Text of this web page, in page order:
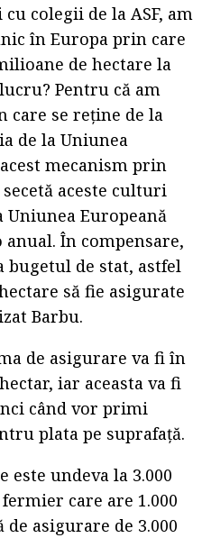
colegii de la ASF, am
în Europa prin care
de hectare la
Pentru că am
care se reţine de la
de la Uniunea
mecanism prin
aceste culturi
Europeană
În compensare,
bugetul de stat, astfel
să fie asigurate
Barbu.
de asigurare va fi în
iar aceasta va fi
când vor primi
plata pe suprafaţă.
este undeva la 3.000
care are 1.000
asigurare de 3.000